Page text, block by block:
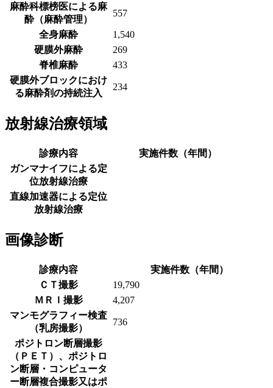
麻酔科標榜医による麻
酔（麻酔管理）
557
全身麻酔
1,540
硬膜外麻酔
269
脊椎麻酔
433
硬膜外ブロックにおけ
る麻酔剤の持続注入
234
放射線治療領域
診療内容
実施件数（年間）
ガンマナイフによる定
位放射線治療
直線加速器による定位
放射線治療
画像診断
診療内容
実施件数（年間）
ＣＴ撮影
19,790
ＭＲＩ撮影
4,207
マンモグラフィー検査
（乳房撮影）
736
ポジトロン断層撮影
（ＰＥＴ）、ポジトロ
ン断層・コンピュータ
ー断層複合撮影又はポ